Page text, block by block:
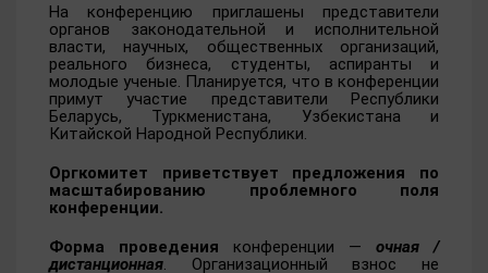
На конференцию приглашены представители
органов законодательной и исполнительной
власти, научных, общественных организаций,
реального бизнеса, студенты, аспиранты и
молодые ученые. Планируется, что в конференции
примут участие представители Республики
Беларусь, Туркменистана, Узбекистана и
Китайской Народной Республики.
Оргкомитет приветствует предложения по
масштабированию проблемного поля
конференции.
Форма проведения конференции — очная /
дистанционная . Организационный взнос не